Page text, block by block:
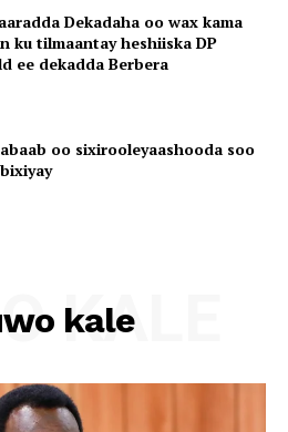
Dekadaha oo wax kama
ku tilmaantay heshiiska DP
ee dekadda Berbera
oo sixirooleyaashooda soo
kale
KALE